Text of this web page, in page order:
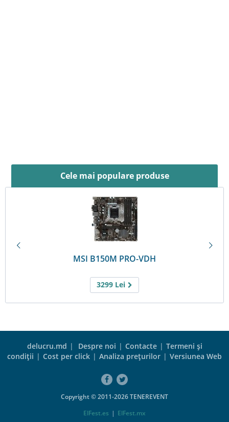
Cele mai populare produse
MSI B150M PRO-VDH
3299 Lei
delucru.md | Despre noi | Contacte | Termeni şi
condiţii | Cost per click | Analiza preţurilor | Versiunea Web
Copyright © 2011-2026 TENEREVENT
ElFest.es | ElFest.mx